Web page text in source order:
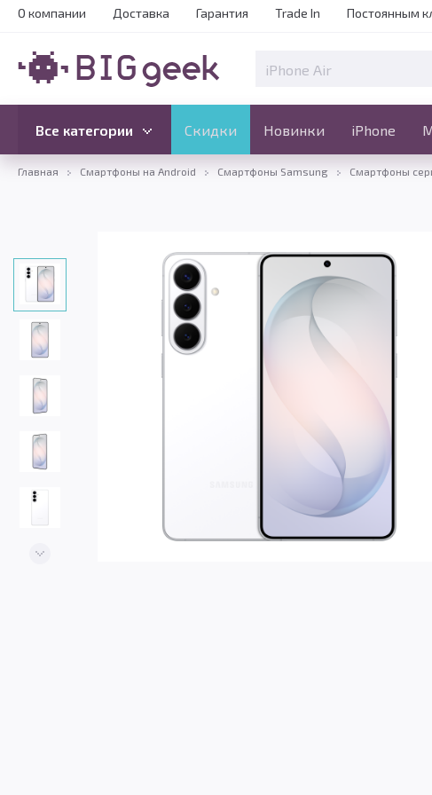
О компании Доставка Гарантия Trade In Постоянным
Все категории Скидки Новинки iPhone
Скидки Новинки
Все категории
Главная Смартфоны на Android Смартфоны Samsung Смартфоны